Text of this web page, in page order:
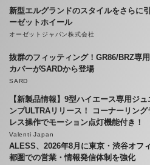
新型エルグランドのスタイルをさらに
ーゼットホイール
オーゼットジャパン株式会社
抜群のフィッティング！GR86/BRZ専
カバーがSARDから登場
SARD
【新製品情報】9型ハイエース専用ジ
ンプULTRAリリース！ コーナーリン
レス操作でモーション点灯機能付き！
Valenti Japan
ALESS、2026年8月に東京・渋谷オ
都圏での営業・情報発信体制を強化